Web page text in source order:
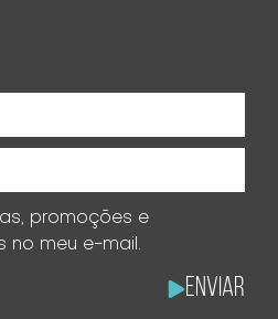
promoções e
no meu e-mail.
Enviar